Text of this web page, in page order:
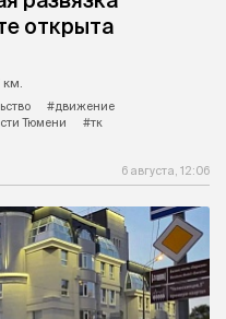
открыта
#движение
Тюмени #тк
6 августа, 12:06